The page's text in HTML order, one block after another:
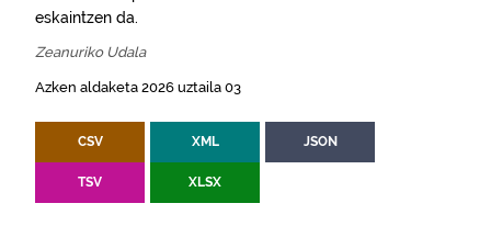
eskaintzen da.
Zeanuriko Udala
Azken aldaketa 2026 uztaila 03
CSV XML JSON
TSV XLSX